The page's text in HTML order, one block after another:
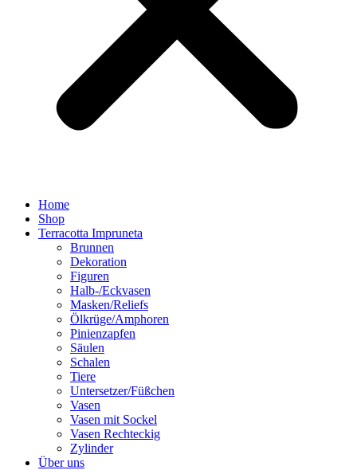
Home
Shop
Terracotta Impruneta
Brunnen
Dekoration
Figuren
Halb-/Eckvasen
Masken/Reliefs
Ölkrüge/Amphoren
Pinienzapfen
Säulen
Schalen
Tiere
Untersetzer/Füßchen
Vasen
Vasen mit Sockel
Vasen Rechteckig
Zylinder
Über uns